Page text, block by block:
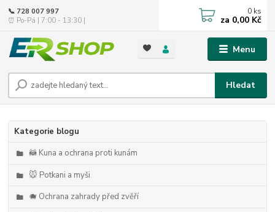
Menu
Hledat
📞 728 007 997
⏰ Po-Pá | 7:00 - 13:30 |
0 ks
za 0,00 Kč
Kategorie blogu
🦝 Kuna a ochrana proti kunám
🐭 Potkani a myši
🐗 Ochrana zahrady před zvěří